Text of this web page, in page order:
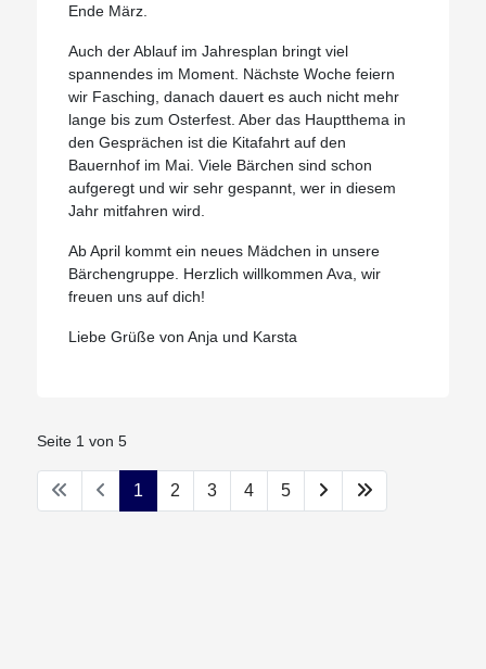
Ende März.
Auch der Ablauf im Jahresplan bringt viel
spannendes im Moment. Nächste Woche feiern
wir Fasching, danach dauert es auch nicht mehr
lange bis zum Osterfest. Aber das Hauptthema in
den Gesprächen ist die Kitafahrt auf den
Bauernhof im Mai. Viele Bärchen sind schon
aufgeregt und wir sehr gespannt, wer in diesem
Jahr mitfahren wird.
Ab April kommt ein neues Mädchen in unsere
Bärchengruppe. Herzlich willkommen Ava, wir
freuen uns auf dich!
Liebe Grüße von Anja und Karsta
Seite 1 von 5
1 2 3 4 5